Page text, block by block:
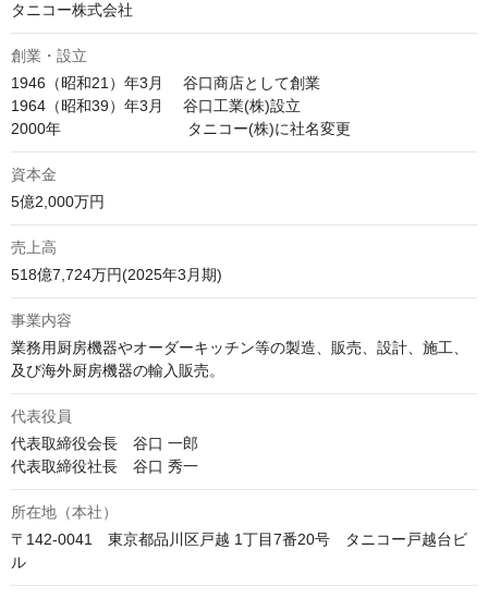
タニコー株式会社
創業・設立
1946（昭和21）年3月 　谷口商店として創業
1964（昭和39）年3月 　谷口工業(株)設立
資本金
5億2,000万円
売上高
518億7,724万円(2025年3月期)
事業内容
業務用厨房機器やオーダーキッチン等の製造、販売、設計、施工、
及び海外厨房機器の輸入販売。
代表役員
代表取締役会長　谷口 一郎
代表取締役社長　谷口 秀一
所在地（本社）
〒142-0041　東京都品川区戸越 1丁目7番20号　タニコー戸越台ビ
ル